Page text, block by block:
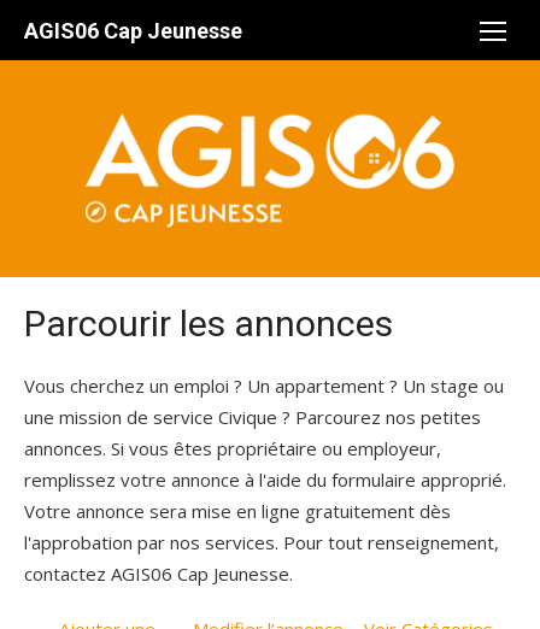
AGIS06 Cap Jeunesse
Parcourir les annonces
Vous cherchez un emploi ? Un appartement ? Un stage ou
une mission de service Civique ? Parcourez nos petites
annonces. Si vous êtes propriétaire ou employeur,
remplissez votre annonce à l'aide du formulaire approprié.
Votre annonce sera mise en ligne gratuitement dès
l'approbation par nos services. Pour tout renseignement,
contactez AGIS06 Cap Jeunesse.